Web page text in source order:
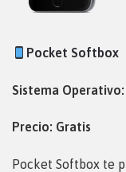
Pocket Softbox
Sistema Operativo:
Precio: Gratis
Pocket Softbox te